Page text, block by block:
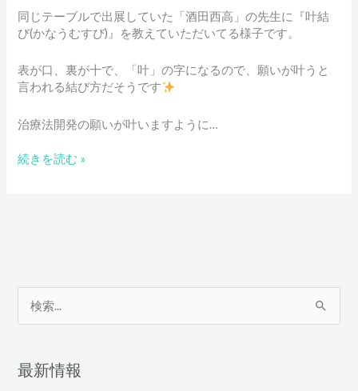
同じテーブルで出展していた「酒田西高」の先生に『叶結
び(かなうむすび)』を教えていただいてる様子です。
表が口、裏が十で、「叶」の字になるので、願いが叶うと
言われる結び方だそうです
治療法開発の願いが叶いますように…
RDD
ベ
ト
続きを読む »
索
象
最新情報